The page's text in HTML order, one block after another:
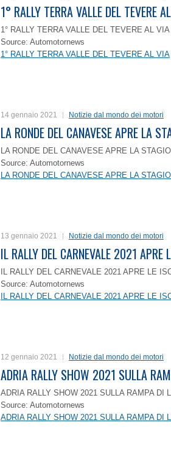
1° RALLY TERRA VALLE DEL TEVERE
1° RALLY TERRA VALLE DEL TEVERE AL VIA
Source: Automotornews
1° RALLY TERRA VALLE DEL TEVERE AL VIA
14 gennaio 2021 Notizie dal mondo dei motori
LA RONDE DEL CANAVESE APRE LA
LA RONDE DEL CANAVESE APRE LA
Source: Automotornews
LA RONDE DEL CANAVESE APRE LA
13 gennaio 2021 Notizie dal mondo dei motori
IL RALLY DEL CARNEVALE 2021 APRE
IL RALLY DEL CARNEVALE 2021 APRE LE
Source: Automotornews
IL RALLY DEL CARNEVALE 2021 APRE LE
12 gennaio 2021 Notizie dal mondo dei motori
ADRIA RALLY SHOW 2021 SULLA
ADRIA RALLY SHOW 2021 SULLA RAMPA DI
Source: Automotornews
ADRIA RALLY SHOW 2021 SULLA RAMPA DI